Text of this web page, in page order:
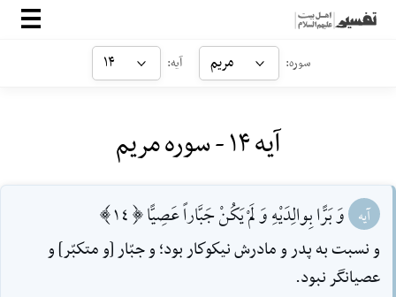
صفحه‌اصلی
سوره: مریم آیه: ۱۴
آیه ۱۴ - سوره مریم
آیه وَ بَرًّا بِوالِدَيْهِ وَ لَمْ يَكُنْ جَبَّاراً عَصِيًّا [14]
و نسبت به پدر و مادرش نيكوكار بود؛ و جبّار [و متكبّر] و
عصيانگر نبود.